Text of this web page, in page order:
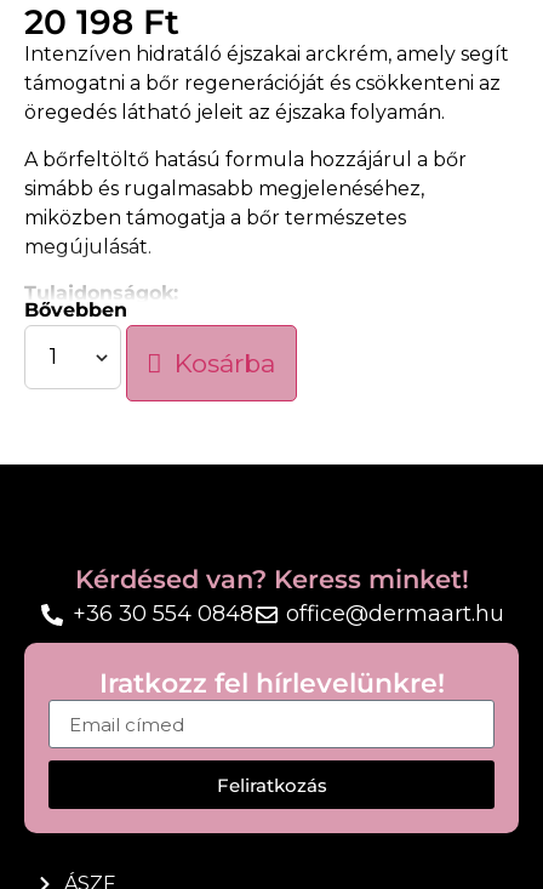
20 198 Ft
Intenzíven hidratáló éjszakai arckrém, amely segít
támogatni a bőr regenerációját és csökkenteni az
öregedés látható jeleit az éjszaka folyamán.
A bőrfeltöltő hatású formula hozzájárul a bőr
simább és rugalmasabb megjelenéséhez,
miközben támogatja a bőr természetes
megújulását.
Tulajdonságok:
Segít csökkenteni a ráncokat
Intenzíven hidratál
vagy szérum után.
Bővebben
Kosárba
Iratkozz fel hírlevelünkre!
Feliratkozás
Kérdésed van? Keress minket!
+36 30 554 0848 office@dermaart.hu
ÁSZF